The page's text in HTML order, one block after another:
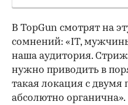
В TopGun смотрят на
сомнений: «IT,
наша аудитория.
нужно приводить в
такая локация с двумя
абсолютно органична».